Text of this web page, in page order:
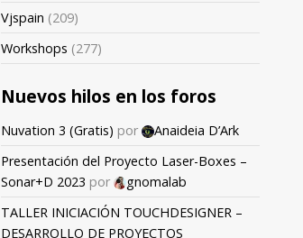
Vjspain (209)
Workshops (277)
Nuevos hilos en los foros
Nuvation 3 (Gratis) por
Anaideia D’Ark
Presentación del Proyecto Laser-Boxes –
Sonar+D 2023 por
gnomalab
TALLER INICIACIÓN TOUCHDESIGNER –
DESARROLLO DE PROYECTOS